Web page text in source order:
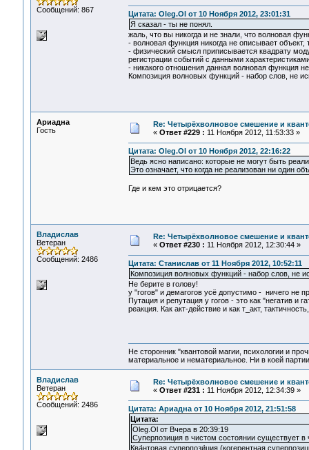
Сообщений: 867
Цитата: Oleg.Ol от 10 Ноября 2012, 23:01:31
Я сказал - ты не понял.
жаль, что вы никогда и не знали, что волновая
- волновая функция никогда не описывает
- физический смысл приписывается квадрату
регистрации событий с данными
- никакого отношения данная волновая функция
Композиция волновых функций - набор слов, не
Ариадна
Гость
Re: Четырёхволновое смешение и
« Ответ #229 : 11 Ноября 2012, 11:53:33 »
Цитата: Oleg.Ol от 10 Ноября 2012, 22:16:22
Ведь ясно написано: которые не могут быть
Это означает, что когда не реализован ни один
Где и кем это отрицается?
Владислав
Ветеран
Сообщений: 2486
Re: Четырёхволновое смешение и
« Ответ #230 : 11 Ноября 2012, 12:30:44 »
Цитата: Станислав от 11 Ноября 2012, 10:52:11
Композиция волновых функций - набор слов, не
Не берите в голову!
у "гогов" и демагогов усё допустимо - ничего не
Путация и репутация у гогов - это как "негатив и
реакция. Как акт-действие и как т_акт,
Не сторонник "квантовой магии, психологии и
материальное и нематериальное. Ни в коей
Владислав
Ветеран
Сообщений: 2486
Re: Четырёхволновое смешение и
« Ответ #231 : 11 Ноября 2012, 12:34:39 »
Цитата: Ариадна от 10 Ноября 2012, 21:51:58
Цитата:
Oleg.Ol от Вчера в 20:39:19
Суперпозиция в чистом состоянии существует
Ква́нтовая суперпози́ция (когерентная